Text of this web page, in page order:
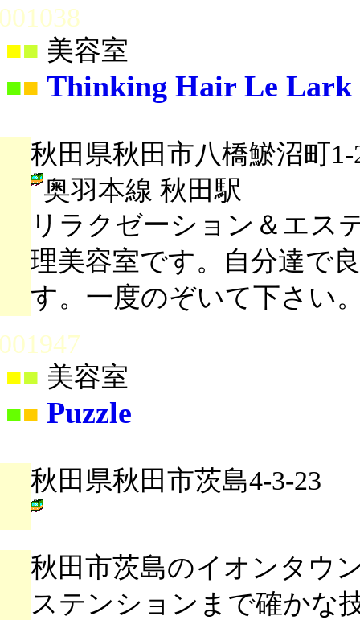
■ 美容室
■■ Thinking Hair Le Lark
秋田県秋田市八橋鯲沼町1-
奥羽本線 秋田駅
リラクゼーション＆エス
理美容室です。自分達で
す。一度のぞいて下さい
■ 美容室
■■ Puzzle
秋田県秋田市茨島4-3-23
秋田市茨島のイオンタウ
ステンションまで確かな